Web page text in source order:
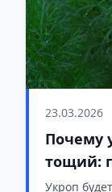
23.03.2026
Почему
тощий:
Укроп